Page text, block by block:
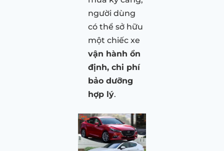
người dùng
có thể sở hữu
một chiếc xe
vận hành ổn
định, chi phí
bảo dưỡng
hợp lý.